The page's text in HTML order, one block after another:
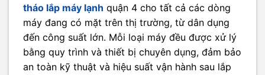
tháo lắp máy lạnh quận 4 cho tất cả các dòng
máy đang có mặt trên thị trường, từ dân dụng
đến công suất lớn. Mỗi loại máy đều được xử lý
bằng quy trình và thiết bị chuyên dụng, đảm bảo
an toàn kỹ thuật và hiệu suất vận hành sau lắp